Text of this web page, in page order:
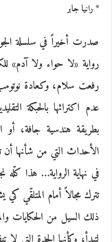
* رانيا جابر
صدرت أخيراً في سلسلة
رواية «لا حواء ولا آدم»
رفعت سلام، وكعادة نوتومب
عدم اكتراثها بالحبكة
بطريقة هندسية جافة،
الأحداث التي من شأنها أن
في نهاية الرواية… هذا
تترك مجالاً أمام المتلقّي كي
ذلك السيل من الحكايات